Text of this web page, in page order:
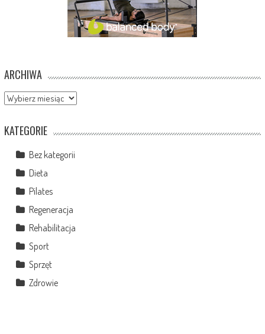
ARCHIWA
Archiwa
KATEGORIE
Bez kategorii
Dieta
Pilates
Regeneracja
Rehabilitacja
Sport
Sprzęt
Zdrowie